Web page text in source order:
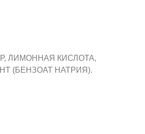
ЛИМОННАЯ КИСЛОТА,
(БЕНЗОАТ НАТРИЯ).